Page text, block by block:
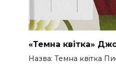
«Темна квітка»
Назва: Темна квітка